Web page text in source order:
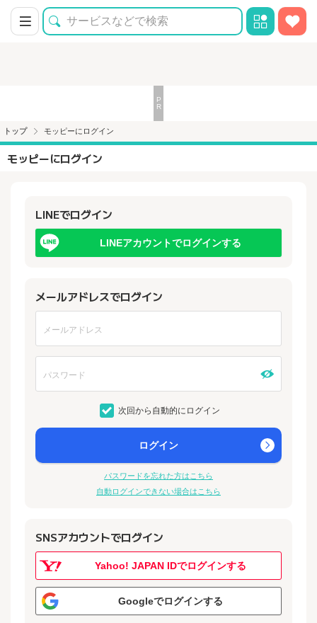
トップ モッピーにログイン
モッピーにログイン
LINEでログイン
LINEアカウントでログインする
メールアドレスでログイン
次回から自動的にログイン
ログイン
パスワードを忘れた方はこちら
自動ログインできない場合はこちら
SNSアカウントでログイン
Yahoo! JAPAN IDでログインする
Googleでログインする